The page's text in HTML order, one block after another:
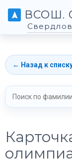
ВСОШ.
← Назад к